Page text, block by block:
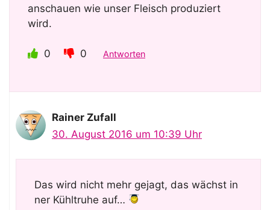
anschauen wie unser Fleisch produziert
wird.
0 0 Antworten
Rainer Zufall
30. August 2016 um 10:39 Uhr
Das wird nicht mehr gejagt, das wächst in
ner Kühltruhe auf…